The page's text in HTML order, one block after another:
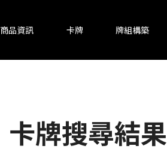
商品資訊 卡牌 牌組構築
卡牌搜尋結果